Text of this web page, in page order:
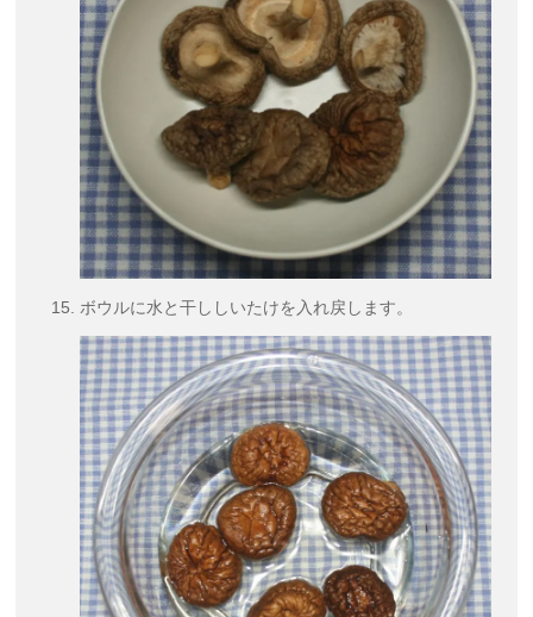
ボウルに水と干ししいたけを入れ戻します。